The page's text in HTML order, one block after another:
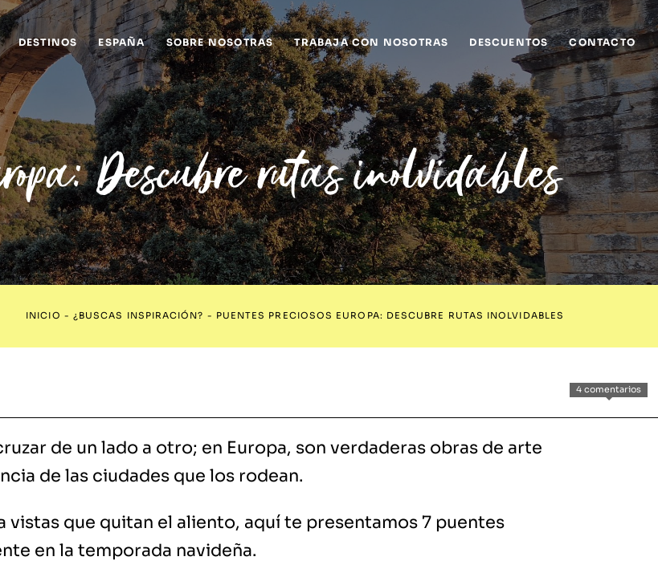
DESTINOS ESPAÑA SOBRE NOSOTRAS TRABAJA CON NOSOTRAS DESCUENTOS CONTACTO
Descubre rutas inolvidables
INICIO - ¿BUSCAS INSPIRACIÓN? - PUENTES PRECIOSOS EUROPA: DESCUBRE RUTAS INOLVIDABLES
4 comentarios
de un lado a otro; en Europa, son verdaderas obras de arte
de las ciudades que los rodean.
que quitan el aliento, aquí te presentamos 7 puentes
en la temporada navideña.